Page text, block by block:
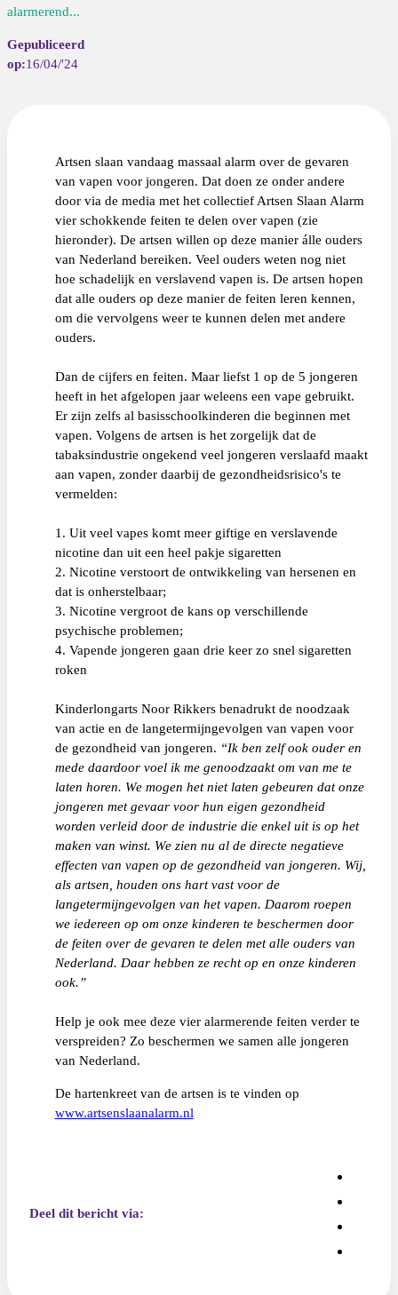
alarmerend...
16/04/'24
Artsen slaan vandaag massaal alarm over de gevaren
van vapen voor jongeren. Dat doen ze onder andere
door via de media met het collectief Artsen Slaan Alarm
vier schokkende feiten te delen over vapen (zie
hieronder). De artsen willen op deze manier álle ouders
van Nederland bereiken. Veel ouders weten nog niet
hoe schadelijk en verslavend vapen is. De artsen hopen
dat alle ouders op deze manier de feiten leren kennen,
om die vervolgens weer te kunnen delen met andere
ouders.
Dan de cijfers en feiten. Maar liefst 1 op de 5 jongeren
heeft in het afgelopen jaar weleens een vape gebruikt.
Er zijn zelfs al basisschoolkinderen die beginnen met
vapen. Volgens de artsen is het zorgelijk dat de
tabaksindustrie ongekend veel jongeren verslaafd maakt
aan vapen, zonder daarbij de gezondheidsrisico's te
vermelden:
1. Uit veel vapes komt meer giftige en verslavende
nicotine dan uit een heel pakje sigaretten
2. Nicotine verstoort de ontwikkeling van hersenen en
dat is onherstelbaar;
3. Nicotine vergroot de kans op verschillende
psychische problemen;
4. Vapende jongeren gaan drie keer zo snel sigaretten
roken
Kinderlongarts Noor Rikkers benadrukt de noodzaak
van actie en de langetermijngevolgen van vapen voor
de gezondheid van jongeren. “Ik ben zelf ook ouder en
mede daardoor voel ik me genoodzaakt om van me te
laten horen. We mogen het niet laten gebeuren dat onze
jongeren met gevaar voor hun eigen gezondheid
worden verleid door de industrie die enkel uit is op het
maken van winst. We zien nu al de directe negatieve
effecten van vapen op de gezondheid van jongeren. Wij,
als artsen, houden ons hart vast voor de
langetermijngevolgen van het vapen. Daarom roepen
we iedereen op om onze kinderen te beschermen door
de feiten over de gevaren te delen met alle ouders van
Nederland. Daar hebben ze recht op en onze kinderen
ook.”
Help je ook mee deze vier alarmerende feiten verder te
verspreiden? Zo beschermen we samen alle jongeren
van Nederland.
De hartenkreet van de artsen is te vinden op
www.artsenslaanalarm.nl
Deel dit bericht via: